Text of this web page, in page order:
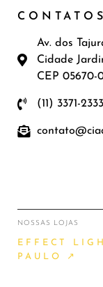
CONTATOS
Av. dos
Cidade
CEP 05670-
(11) 3371-2333
NOSSAS LOJAS
EFFECT
PAULO ↗